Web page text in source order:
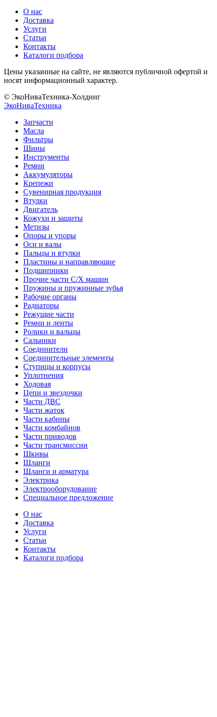
О нас
Доставка
Услуги
Статьи
Контакты
Каталоги подбора
Цены указанные на сайте, не являются публичной офертой и
носят информационный характер.
© ЭкоНиваТехника-Холдинг
ЭкоНиваТехника
Запчасти
Масла
Фильтры
Шины
Инструменты
Ремни
Аккумуляторы
Крепежи
Сувенирная продукция
Втулки
Двигатель
Кожухи и защиты
Метизы
Опоры и упоры
Оси и валы
Пальцы и втулки
Пластины и направляющие
Подшипники
Прочие части С/Х машин
Пружины и пружинные зубья
Рабочие органы
Радиаторы
Режущие части
Ремни и ленты
Ролики и вальцы
Сальники
Соединители
Соединительные элементы
Ступицы и корпусы
Уплотнения
Ходовая
Цепи и звездочки
Части ДВС
Части жаток
Части кабины
Части комбайнов
Части приводов
Части трансмиссии
Шкивы
Шланги
Шланги и арматура
Электрика
Электрооборудование
Специальное предложение
О нас
Доставка
Услуги
Статьи
Контакты
Каталоги подбора